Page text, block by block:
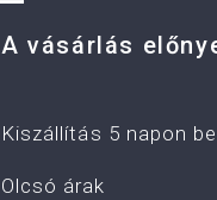
A vásárlás
Kiszállítás 5 napon
Olcsó árak